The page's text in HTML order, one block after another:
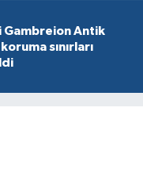
Gambreion Antik
sınırları